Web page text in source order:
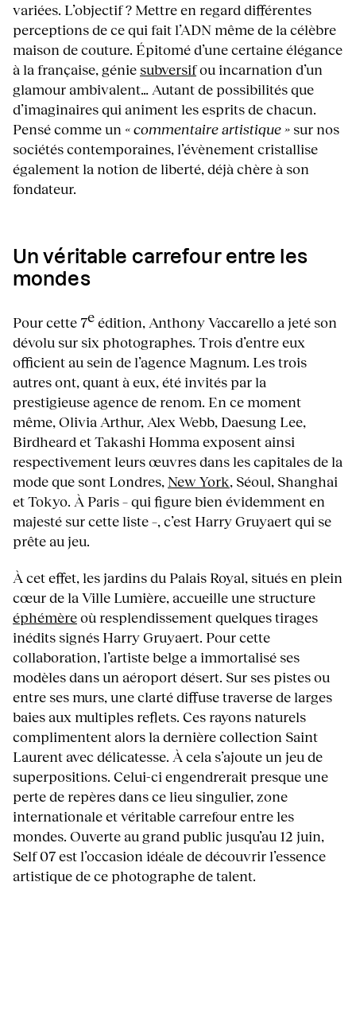
variées. L’objectif ? Mettre en regard différentes
perceptions de ce qui fait l’ADN même de la célèbre
maison de couture. Épitomé d’une certaine élégance
à la française, génie subversifou incarnation d’un
glamour ambivalent… Autant de possibilités que
d’imaginaires qui animent les esprits de chacun.
Pensé comme un « commentaire artistique » sur nos
sociétés contemporaines, l’évènement cristallise
également la notion de liberté, déjà chère à son
fondateur.
Un véritable carrefour entre les
mondes
Pour cette 7eédition, Anthony Vaccarello a jeté son
dévolu sur six photographes. Trois d’entre eux
officient au sein de l’agence Magnum. Les trois
autres ont, quant à eux, été invités par la
prestigieuse agence de renom. En ce moment
même, Olivia Arthur, Alex Webb, Daesung Lee,
Birdheard et Takashi Homma exposent ainsi
respectivement leurs œuvres dans les capitales de la
mode que sont Londres,New York, Séoul, Shanghai
et Tokyo. À Paris – qui figure bien évidemment en
majesté sur cette liste –, c’est Harry Gruyaert qui se
prête au jeu.
À cet effet, les jardins du Palais Royal, situés en plein
cœur de la Ville Lumière, accueille une structure
éphémèreoù resplendissement quelques tirages
inédits signés Harry Gruyaert. Pour cette
collaboration, l’artiste belge a immortalisé ses
modèles dans un aéroport désert. Sur ses pistes ou
entre ses murs, une clarté diffuse traverse de larges
baies aux multiples reflets. Ces rayons naturels
complimentent alors la dernière collection Saint
Laurent avec délicatesse. À cela s’ajoute un jeu de
superpositions. Celui-ci engendrerait presque une
perte de repères dans ce lieu singulier, zone
internationale et véritable carrefour entre les
mondes. Ouverte au grand public jusqu’au 12 juin,
Self 07 est l’occasion idéale de découvrir l’essence
artistique de ce photographe de talent.